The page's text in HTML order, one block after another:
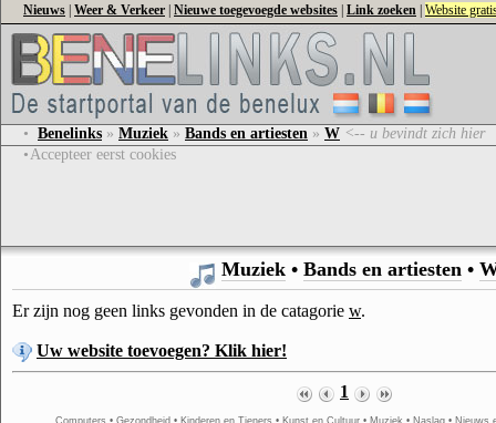
Nieuws Weer & Verkeer Nieuwe toegevoegde websites Link zoeken Website
• Benelinks » Muziek » Bands en artiesten » W <-- u bevindt zich hier
•Accepteer eerst cookies
Muziek • Bands en artiesten •
Er zijn nog geen links gevonden in de catagorie w.
Uw website toevoegen? Klik hier!
1
Computers • Gezondheid • Kinderen en Tieners • Kunst en Cultuur • Muziek • Naslag • Nieuws